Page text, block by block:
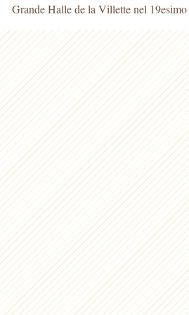
Grande Halle de la Villette nel 19esimo